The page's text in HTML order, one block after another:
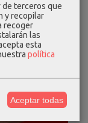
de terceros que
y recopilar
recoger
las
esta
política
Aceptar todas